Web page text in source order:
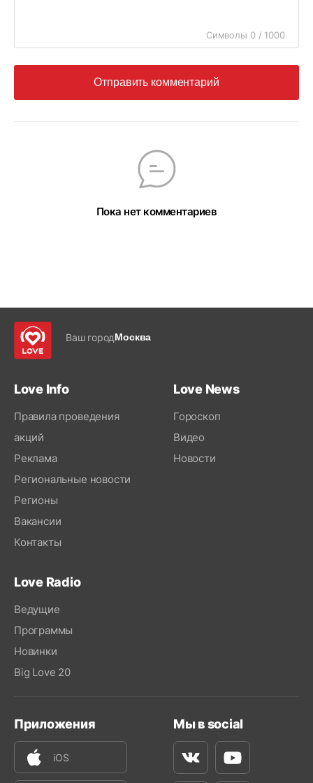
Символы 0 / 1000
Отправить комментарий
Пока нет комментариев
Ваш городМосква
Love Info
Правила проведения
акций
Реклама
Региональные новости
Регионы
Вакансии
Контакты
Love News
Гороскоп
Видео
Новости
Love Radio
Ведущие
Программы
Новинки
Big Love 20
Приложения
iOS
Мы в social
ВконтактеYoutube